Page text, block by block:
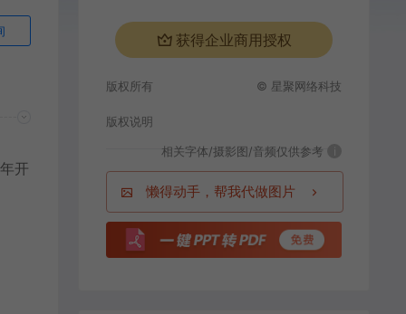
开
获得企业商用授权
版权所有 © 星聚网络科技
版权说明
相关字体/摄影图/音频仅供参考 i
懒得动手，帮我代做图片